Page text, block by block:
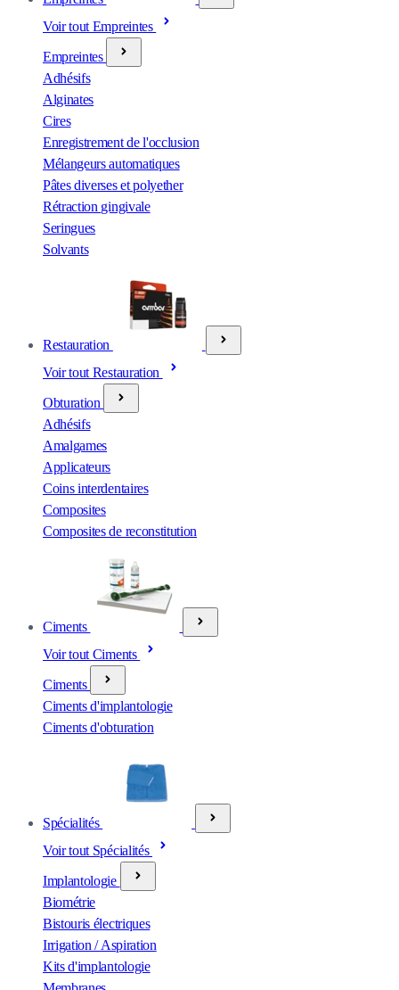
Voir tout Empreintes
Empreintes
Adhésifs
Alginates
Cires
Enregistrement de l'occlusion
Mélangeurs automatiques
Pâtes diverses et polyether
Rétraction gingivale
Seringues
Solvants
Restauration
Voir tout Restauration
Obturation
Adhésifs
Amalgames
Applicateurs
Coins interdentaires
Composites
Composites de reconstitution
Ciments
Voir tout Ciments
Ciments
Ciments d'implantologie
Ciments d'obturation
Spécialités
Voir tout Spécialités
Implantologie
Biométrie
Bistouris électriques
Irrigation / Aspiration
Kits d'implantologie